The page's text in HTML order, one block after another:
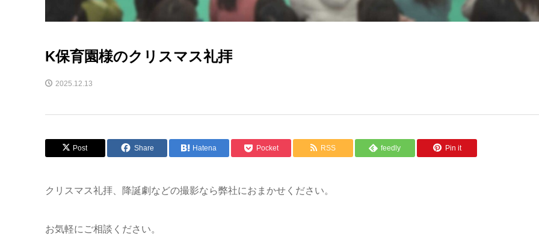
K保育園様のクリスマス礼拝
2025.12.13
Post Share Hatena Pocket RSS feedly Pin it
クリスマス礼拝、降誕劇などの撮影なら弊社におまかせください。
お気軽にご相談ください。